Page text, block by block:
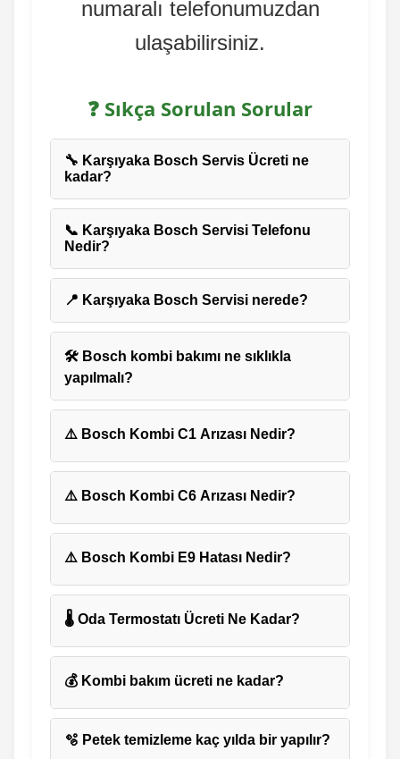
numaralı telefonumuzdan
ulaşabilirsiniz.
❓ Sıkça Sorulan Sorular
🔧 Karşıyaka Bosch Servis Ücreti ne
kadar?
📞 Karşıyaka Bosch Servisi Telefonu
Nedir?
📍 Karşıyaka Bosch Servisi nerede?
🛠️ Bosch kombi bakımı ne sıklıkla
yapılmalı?
⚠️ Bosch Kombi C1 Arızası Nedir?
⚠️ Bosch Kombi C6 Arızası Nedir?
⚠️ Bosch Kombi E9 Hatası Nedir?
🌡️ Oda Termostatı Ücreti Ne Kadar?
💰 Kombi bakım ücreti ne kadar?
🫧 Petek temizleme kaç yılda bir yapılır?